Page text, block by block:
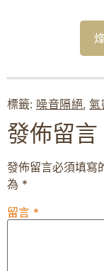
標籤: 噪音隔絕, 氣
發佈留言
發佈留言必須填寫
為 *
留言 *